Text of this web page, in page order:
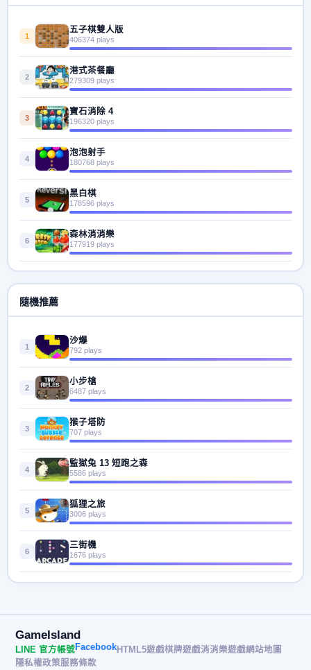
1
五子棋雙人版
406374 plays
2
港式茶餐廳
279309 plays
3
寶石消除 4
196320 plays
4
泡泡射手
180768 plays
5
黑白棋
178596 plays
6
森林消消樂
177919 plays
隨機推薦
1
沙爆
792 plays
2
小步槍
6487 plays
3
猴子塔防
707 plays
4
監獄兔 13 短跑之森
5586 plays
5
狐狸之旅
3006 plays
6
三街機
1676 plays
GameIsland
LINE 官方帳號FacebookHTML5遊戲棋牌遊戲消消樂遊戲網站地圖
隱私權政策服務條款